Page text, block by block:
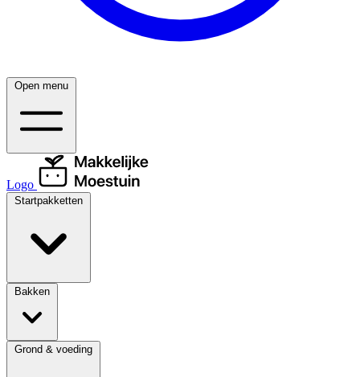
Open menu
Logo
Startpakketten
Bakken
Grond & voeding